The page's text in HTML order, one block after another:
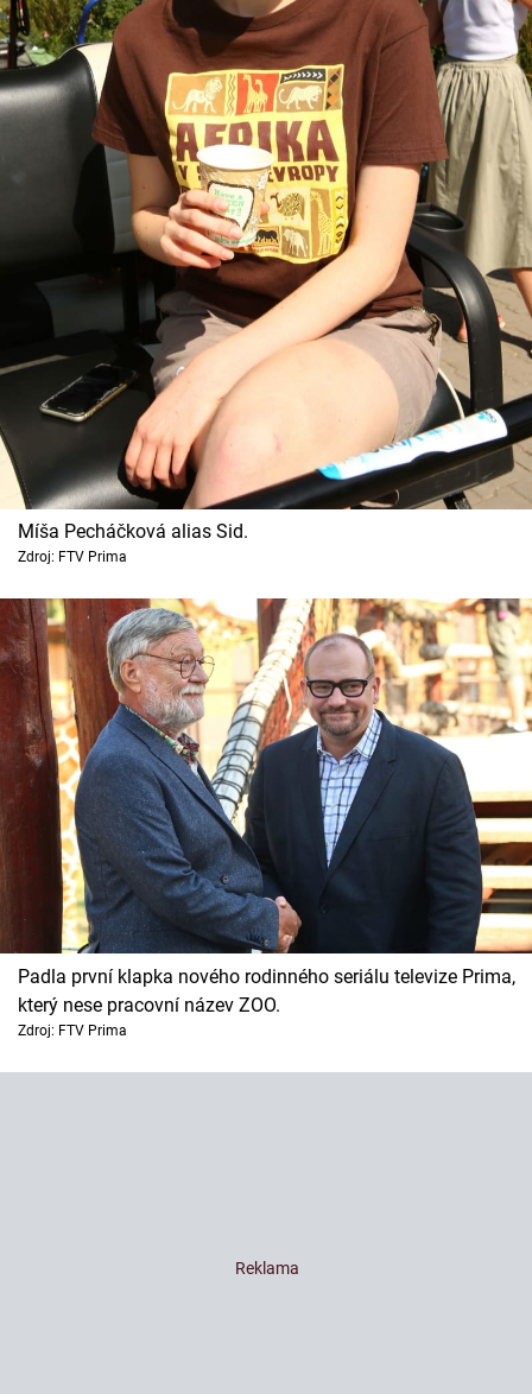
Míša Pecháčková alias Sid.
Zdroj: FTV Prima
Padla první klapka nového rodinného seriálu televize Prima,
který nese pracovní název ZOO.
Zdroj: FTV Prima